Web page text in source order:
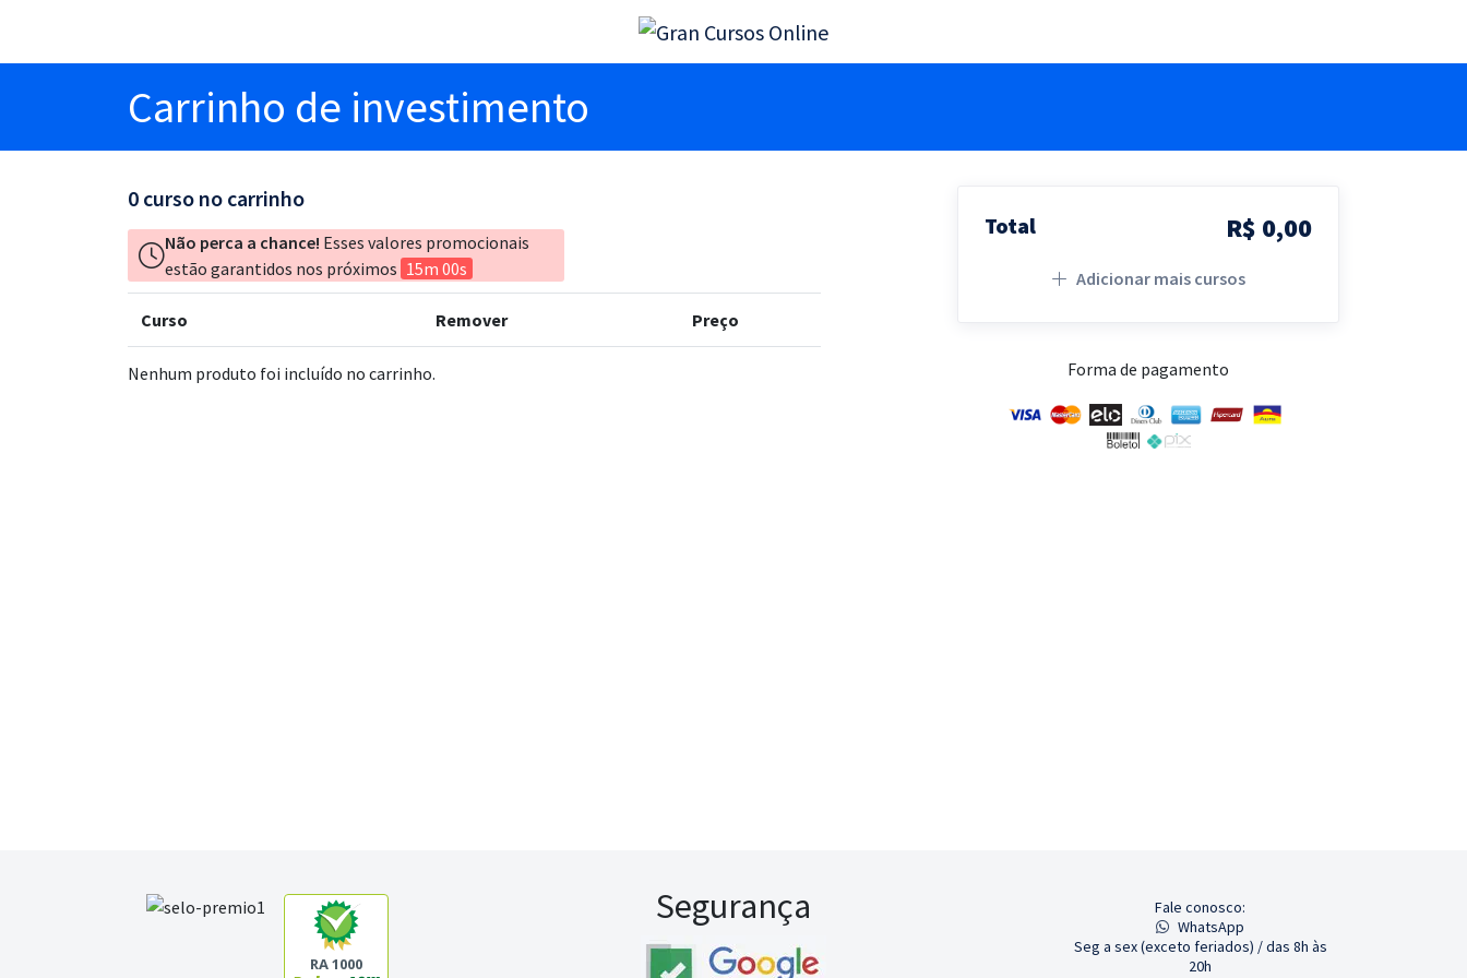
Carrinho de investimento
0 curso no carrinho
Não perca a chance! Esses valores promocionais
estão garantidos nos próximos 15m 00s
Curso Remover Preço
Nenhum produto foi incluído no carrinho.
Total R$ 0,00
Adicionar mais cursos
Forma de pagamento
RA 1000
Segurança
Fale conosco:
WhatsApp
Seg a sex (exceto feriados) / das 8h às
20h